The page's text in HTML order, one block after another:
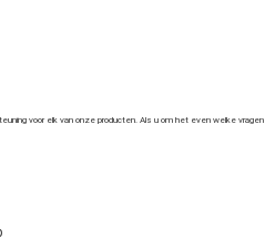
voor elk van onze producten. Als u om het even welke